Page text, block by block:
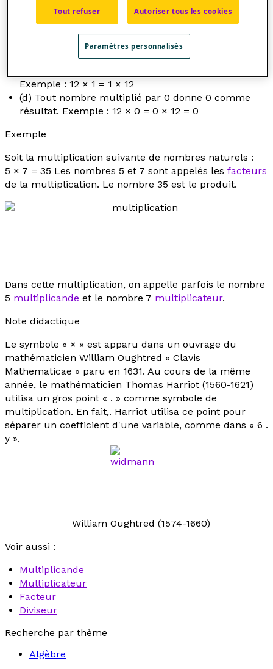
(a) La multiplication est une opération
(b) La multiplication est une opération associative.
Exemple : (12 × 15) × 10 = 12 × (15 × 10)
Exemple : 12 × 1 = 1 × 12
(d) Tout nombre multiplié par 0 donne 0 comme
résultat. Exemple : 12 × 0 = 0 × 12 = 0
Exemple
Soit la multiplication suivante de nombres naturels :
5 × 7 = 35 Les nombres 5 et 7 sont appelés les facteurs
de la multiplication. Le nombre 35 est le produit.
Dans cette multiplication, on appelle parfois le nombre
5 multiplicande et le nombre 7 multiplicateur.
Note didactique
Le symbole « × » est apparu dans un ouvrage du
mathématicien William Oughtred « Clavis
Mathematicae » paru en 1631. Au cours de la même
année, le mathématicien Thomas Harriot (1560-1621)
utilisa un gros point « . » comme symbole de
multiplication. En fait,. Harriot utilisa ce point pour
séparer un coefficient d'une variable, comme dans « 6 .
y ».
William Oughtred (1574-1660)
Voir aussi :
Multiplicande
Multiplicateur
Facteur
Diviseur
Recherche par thème
Algèbre
Tout refuser Autoriser tous les cookies
Paramètres personnalisés